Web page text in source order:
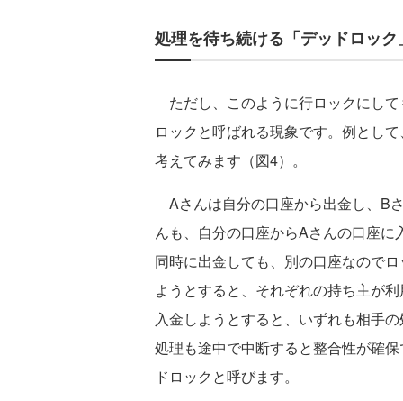
処理を待ち続ける「デッドロック
ただし、このように行ロックにし
ロックと呼ばれる現象です。例とし
考えてみます（図4）。
Aさんは自分の口座から出金し、B
んも、自分の口座からAさんの口座
同時に出金しても、別の口座なので
ようとすると、それぞれの持ち主が
入金しようとすると、いずれも相手
処理も途中で中断すると整合性が確
ドロックと呼びます。